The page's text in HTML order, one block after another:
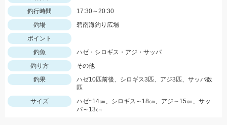
釣行時間
17:30～20:30
釣場
碧南海釣り広場
ポイント
釣魚
ハゼ・シロギス・アジ・サッパ
釣り方
その他
釣果
ハゼ10匹前後、シロギス3匹、アジ3匹、サッパ数
匹
サイズ
ハゼ~14㎝、シロギス～18㎝、アジ～15㎝、サッ
パ～13㎝